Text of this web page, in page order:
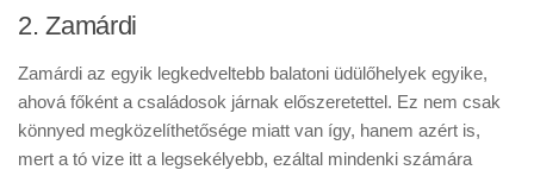
2. Zamárdi
Zamárdi az egyik legkedveltebb balatoni üdülőhelyek egyike,
ahová főként a családosok járnak előszeretettel. Ez nem csak
könnyed megközelíthetősége miatt van így, hanem azért is,
mert a tó vize itt a legsekélyebb, ezáltal mindenki számára